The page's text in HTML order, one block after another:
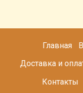
Главная
Доставка и
Контакты